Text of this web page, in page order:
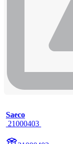
Saeco
21000403